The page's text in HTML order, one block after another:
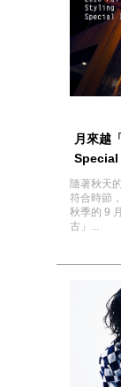
月來越
隨著秋天
符合時節
秋季的 9
古」...